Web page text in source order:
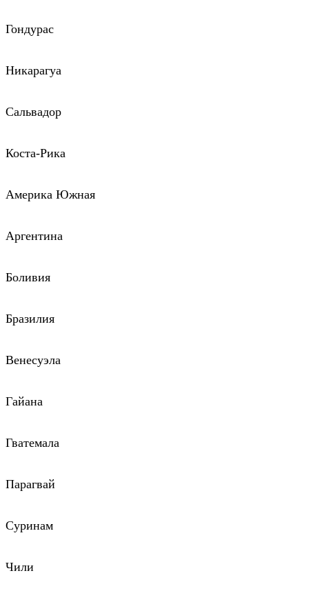
Гондурас
Никарагуа
Сальвадор
Коста-Рика
Америка Южная
Аргентина
Боливия
Бразилия
Венесуэла
Гайана
Гватемала
Парагвай
Суринам
Чили